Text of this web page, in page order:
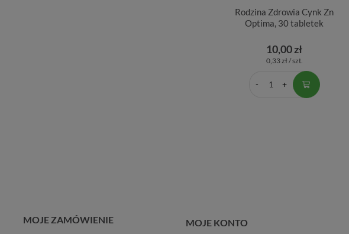
Rodzina Zdrowia Cynk Zn
Optima, 30 tabletek
10,00 zł
0,33 zł / szt.
MOJE ZAMÓWIENIE MOJE KONTO